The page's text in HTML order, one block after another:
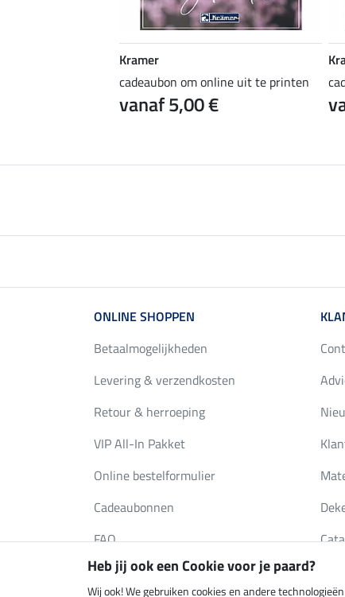
Kramer
cadeaubon om online uit te printen
vanaf 5,00 €
ONLINE SHOPPEN
Betaalmogelijkheden
Levering & verzendkosten
Retour & herroeping
VIP All-In Pakket
Online bestelformulier
Cadeaubonnen
FAQ
Heb jij ook een Cookie voor je paard?
Wij ook! We gebruiken cookies en andere